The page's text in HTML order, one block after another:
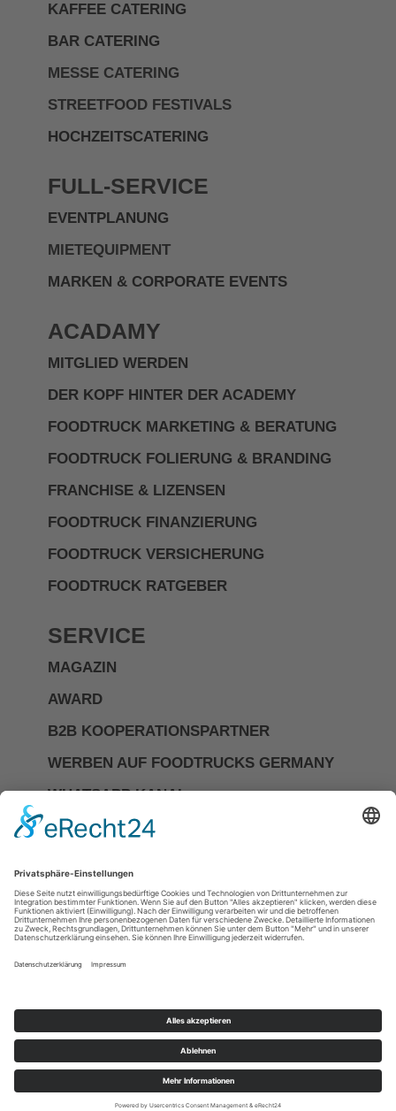
KAFFEE CATERING
BAR CATERING
MESSE CATERING
STREETFOOD FESTIVALS
HOCHZEITSCATERING
FULL-SERVICE
EVENTPLANUNG
MIETEQUIPMENT
MARKEN & CORPORATE EVENTS
ACADAMY
MITGLIED WERDEN
DER KOPF HINTER DER ACADEMY
FOODTRUCK MARKETING & BERATUNG
FOODTRUCK FOLIERUNG & BRANDING
FRANCHISE & LIZENSEN
FOODTRUCK FINANZIERUNG
FOODTRUCK VERSICHERUNG
FOODTRUCK RATGEBER
SERVICE
MAGAZIN
AWARD
B2B KOOPERATIONSPARTNER
WERBEN AUF FOODTRUCKS GERMANY
WHATSAPP KANAL
Investor Relations
Impressum
Datenschutzerkläerung
Allgemeine Geschäftsbedingungen
Cookie-Einstellungen
DIE NR.1 FÜR FOODTRUCKS &
MOBILES CATERING IN
DEUTSCHLAND